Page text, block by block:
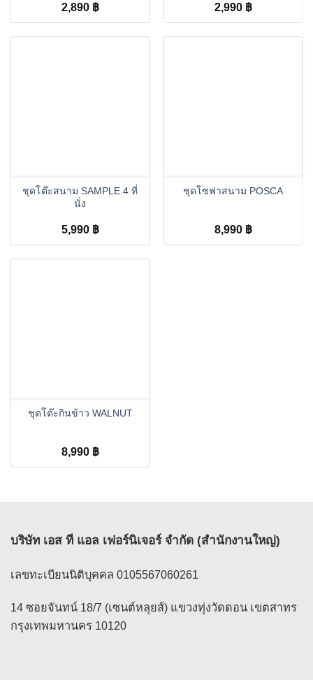
2,890 ฿ 2,990 ฿
ชุดโต๊ะสนาม SAMPLE 4 ที่
นั่ง
5,990 ฿
ชุดโซฟาสนาม POSCA
8,990 ฿
ชุดโต๊ะกินข้าว WALNUT
8,990 ฿
บริษัท เอส ที แอล เฟอร์นิเจอร์ จำกัด (สำนักงานใหญ่)
เลขทะเบียนนิติบุคคล 0105567060261
14 ซอยจันทน์ 18/7 (เซนต์หลุยส์) แขวงทุ่งวัดดอน เขตสาทร
กรุงเทพมหานคร 10120